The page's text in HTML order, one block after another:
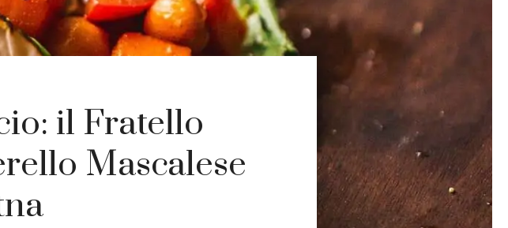
il Fratello
Mascalese